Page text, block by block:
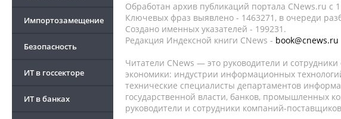
Импортозамещение
Безопасность
ИТ в госсекторе
ИТ в банках
Обработан архив публикаций портала CNews.ru c
Ключевых фраз выявлено - 1463271, в очереди
Создано именных указателей - 199231.
Редакция Индексной книги CNews - book@cnews.ru
Читатели CNews — это руководители и
экономики: индустрии информационных
технические специалисты департаментов
государственной власти, банков, промышленных
руководители и сотрудники компаний-